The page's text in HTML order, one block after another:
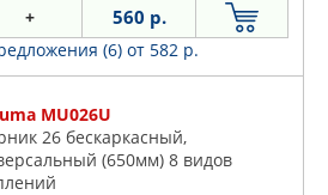
+ 560 р.
(6) от 582 р.
MU026U
26 бескаркасный,
(650мм) 8 видов